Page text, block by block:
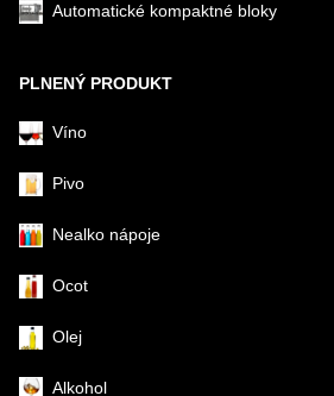
Automatické kompaktné bloky
PLNENÝ PRODUKT
Víno
Pivo
Nealko nápoje
Ocot
Olej
Alkohol